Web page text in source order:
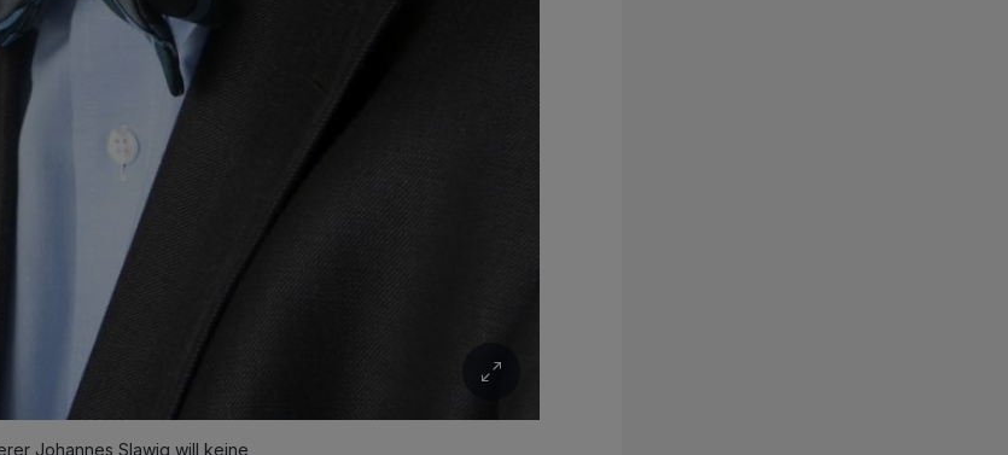
Johannes Slawig will keine